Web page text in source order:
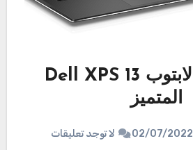
مواصفات لابتوب Dell XPS 13
المتميز
02/07/2022 لا توجد تعليقات